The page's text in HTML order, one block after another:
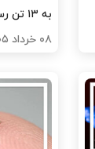
به ۱۳ تن رسید
۰۸ خرداد ۱۴۰۵